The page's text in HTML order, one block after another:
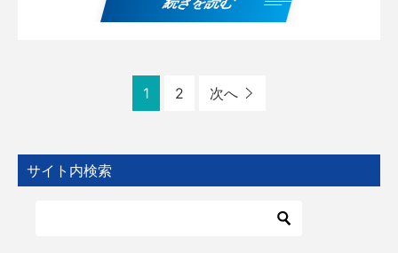
1 2 次へ
サイト内検索